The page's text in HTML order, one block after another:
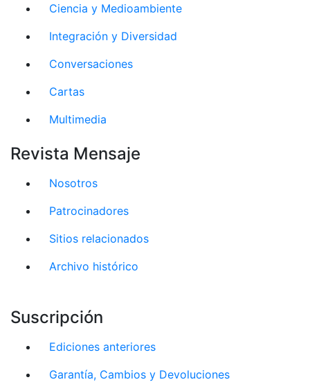
Ciencia y Medioambiente
Integración y Diversidad
Conversaciones
Cartas
Multimedia
Revista Mensaje
Nosotros
Patrocinadores
Sitios relacionados
Archivo histórico
Suscripción
Ediciones anteriores
Garantía, Cambios y Devoluciones